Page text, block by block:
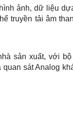
ảnh, dữ liệu
truyền tải âm
sản xuất, với
sát Analog